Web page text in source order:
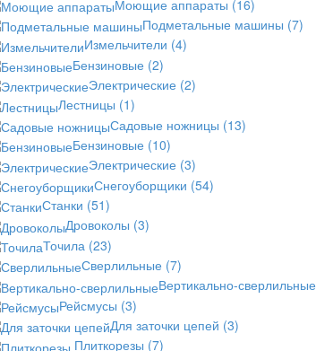
Моющие аппараты (16)
Подметальные машины (7)
Измельчители (4)
Бензиновые (2)
Электрические (2)
Лестницы (1)
Садовые ножницы (13)
Бензиновые (10)
Электрические (3)
Снегоуборщики (54)
Станки (51)
Дровоколы (3)
Точила (23)
Сверлильные (7)
Вертикально-сверлильные
Рейсмусы (3)
Для заточки цепей (3)
Плиткорезы (7)